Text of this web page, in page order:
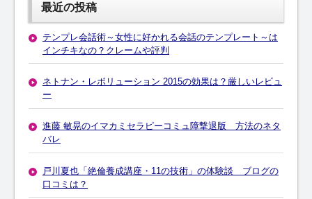
最近の投稿
テンプレ会話術～女性に好かれる会話のテンプレート～は
インチキなの？クレームや評判
ネトナン・レボリューション 2015の効果は？厳しいレビュ
ー
進藤 敏晃のイマカミセラピーコミュ障撃退版 方法のネタ
バレ
戸川夏也「絶倫養成講座・11の技術」の体験談 ブログの
口コミは？